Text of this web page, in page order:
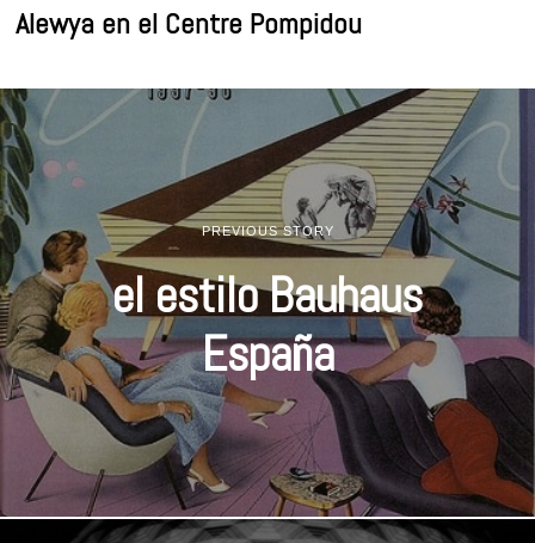
Alewya en el Centre Pompidou
PREVIOUS STORY
el estilo Bauhaus
España